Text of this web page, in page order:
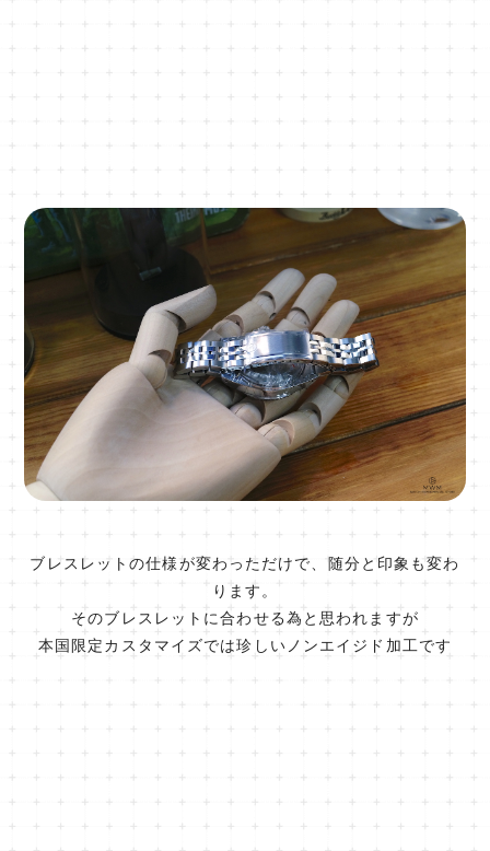
ブレスレットの仕様が変わっただけで、随分と印象も変わ
ります。
そのブレスレットに合わせる為と思われますが
本国限定カスタマイズでは珍しいノンエイジド加工です